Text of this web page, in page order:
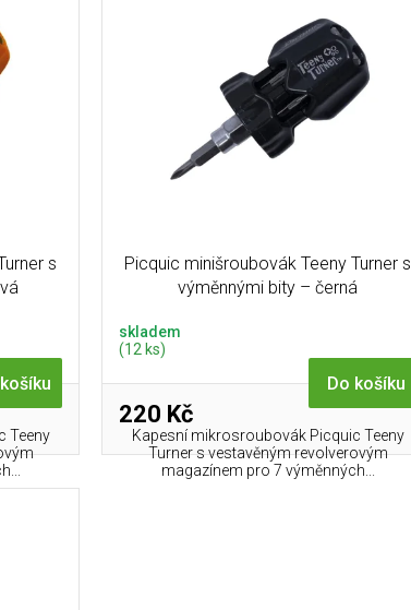
s
Teeny
Picquic minišroubovák Teeny Turner s
výměnnými bity – černá
skladem
(12 ks)
220 Kč
Do košíku
Kapesní mikros­roubovák Picquic Teeny
Turner s vestavěným revolverovým
magazínem pro 7 výměnných...